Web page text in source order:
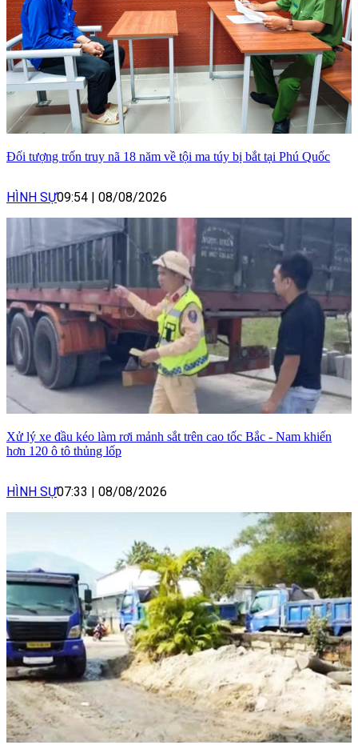
Đối tượng trốn truy nã 18 năm về tội ma túy bị bắt tại Phú Quốc
HÌNH SỰ09:54 | 08/08/2026
Xử lý xe đầu kéo làm rơi mảnh sắt trên cao tốc Bắc - Nam khiến
hơn 120 ô tô thủng lốp
HÌNH SỰ07:33 | 08/08/2026